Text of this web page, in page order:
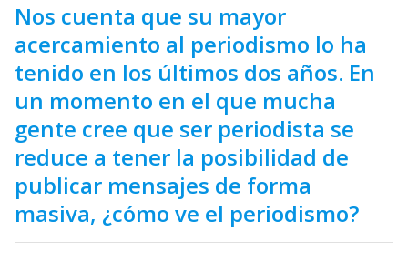
Nos cuenta que su mayor
acercamiento al periodismo lo ha
tenido en los últimos dos años. En
un momento en el que mucha
gente cree que ser periodista se
reduce a tener la posibilidad de
publicar mensajes de forma
masiva, ¿cómo ve el periodismo?